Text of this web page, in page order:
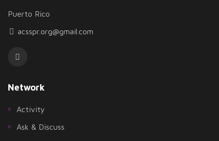
Network
Activity
Ask & Discuss
Puerto Rico
acsspr.org@gmail.com